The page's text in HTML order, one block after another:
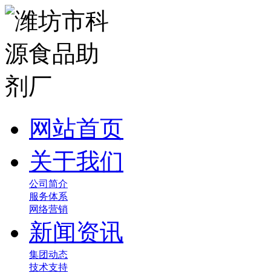
网站首页
关于我们
公司简介
服务体系
网络营销
新闻资讯
集团动态
技术支持